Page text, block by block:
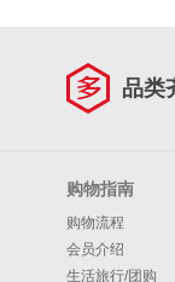
品类
购物指南
购物流程
会员介绍
生活旅行/团购